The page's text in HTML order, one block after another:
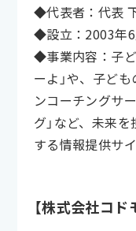
◆代表者：代表
◆設立：2003年
◆事業内容：子
ーよ」や、子ど
ンコーチングサ
グ」など、未来
する情報提供サ
【株式会社コ